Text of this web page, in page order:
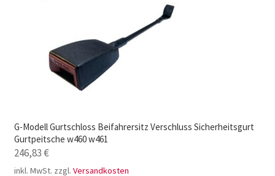
G-Modell Gurtschloss Beifahrersitz Verschluss Sicherheitsgurt
Gurtpeitsche w460 w461
246,83€
inkl. MwSt. zzgl. Versandkosten